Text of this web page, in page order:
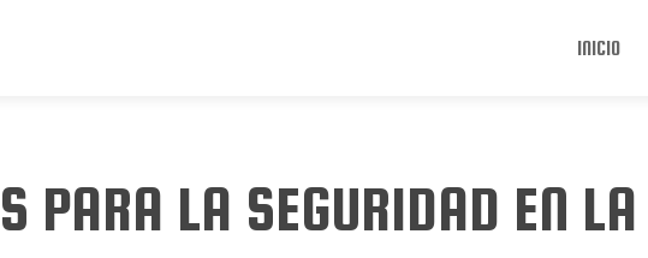
INICIO
PARA LA SEGURIDAD EN